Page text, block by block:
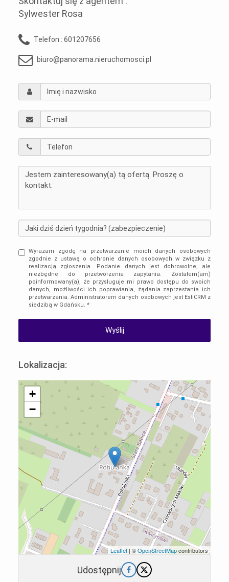
Sylwester Rosa
Telefon : 601207656
biuro@panorama.nieruchomosci.pl
Wyrażam zgodę na przetwarzanie moich danych osobowych
zgodnie z ustawą o ochronie danych osobowych w związku z
realizacją zgłoszenia. Podanie danych jest dobrowolne, ale
niezbędne do przetworzenia zapytania. Zostałem(am)
poinformowany(a), że przysługuje mi prawo dostępu do swoich
danych, możliwości ich poprawiania, żądania zaprzestania ich
przetwarzania. Administratorem danych osobowych jest EstiCRM z
siedzibą w Gdańsku. *
Lokalizacja:
+
−
Leaflet | ©OpenStreetMapcontributors
Udostępnij